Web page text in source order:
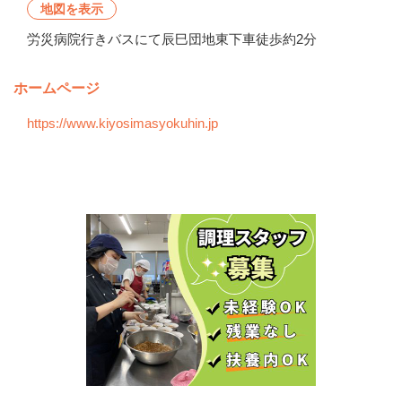
地図を表示
労災病院行きバスにて辰巳団地東下車徒歩約2分
ホームページ
https://www.kiyosimasyokuhin.jp